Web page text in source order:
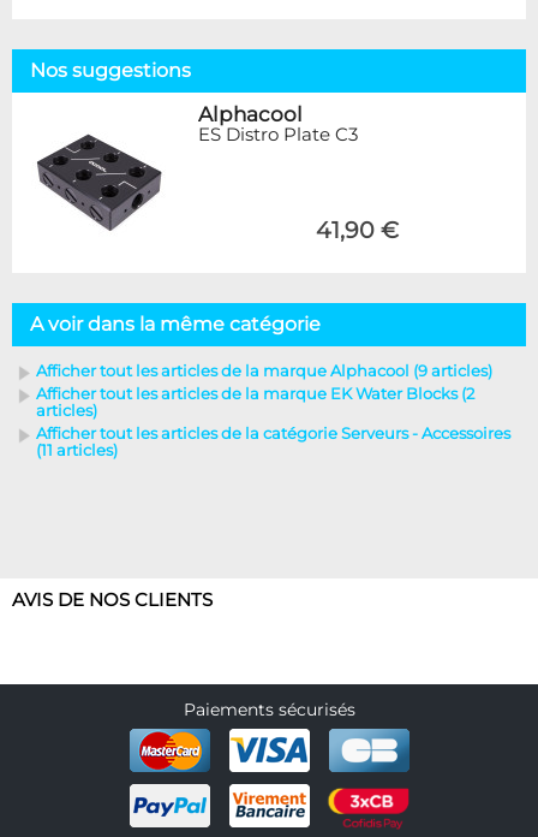
Nos suggestions
Alphacool
ES Distro Plate C3
41,90 €
A voir dans la même catégorie
Afficher tout les articles de la marque Alphacool (9 articles)
Afficher tout les articles de la marque EK Water Blocks (2
articles)
Afficher tout les articles de la catégorie Serveurs - Accessoires
(11 articles)
AVIS DE NOS CLIENTS
Paiements sécurisés